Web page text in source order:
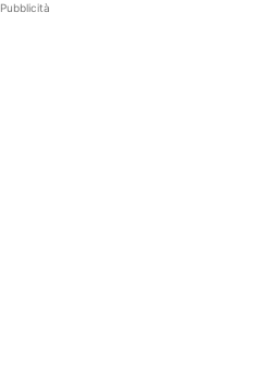
Pubblicità